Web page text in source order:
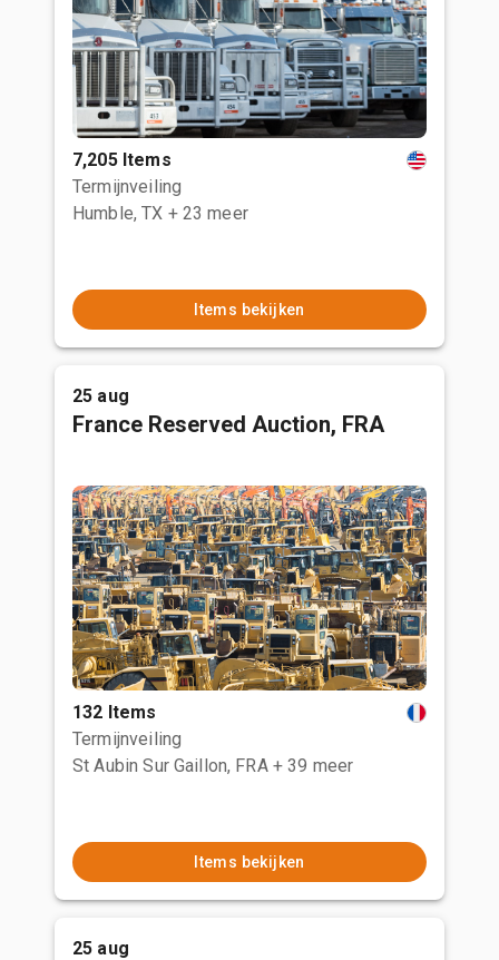
7,205 Items
Termijnveiling
Humble, TX + 23 meer
Items bekijken
25 aug
France Reserved Auction, FRA
132 Items
Termijnveiling
St Aubin Sur Gaillon, FRA + 39 meer
Items bekijken
25 aug